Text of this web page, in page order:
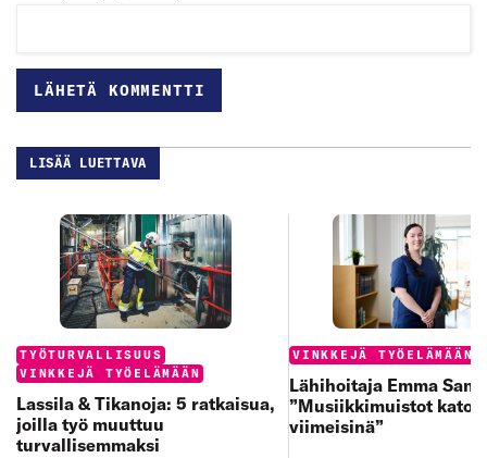
LISÄÄ LUETTAVA
Categories:
TYÖTURVALLISUUS
VINKKEJÄ TYÖELÄMÄÄN
Lassila & Tikanoja: 5 ratkaisua,
joilla työ muuttuu
turvallisemmaksi
Categories:
VINKKEJÄ TYÖELÄMÄÄN
Lähihoitaja Emma
”Musiikkimuistot
viimeisinä”